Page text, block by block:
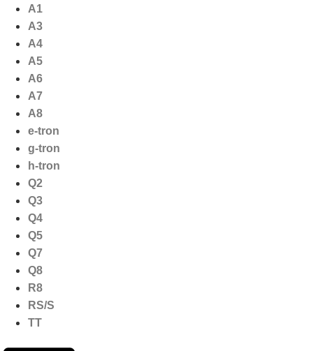
naar
inhoud
A1
A3
A4
A5
A6
A7
A8
e-tron
g-tron
h-tron
Q2
Q3
Q4
Q5
Q7
Q8
R8
RS/S
TT